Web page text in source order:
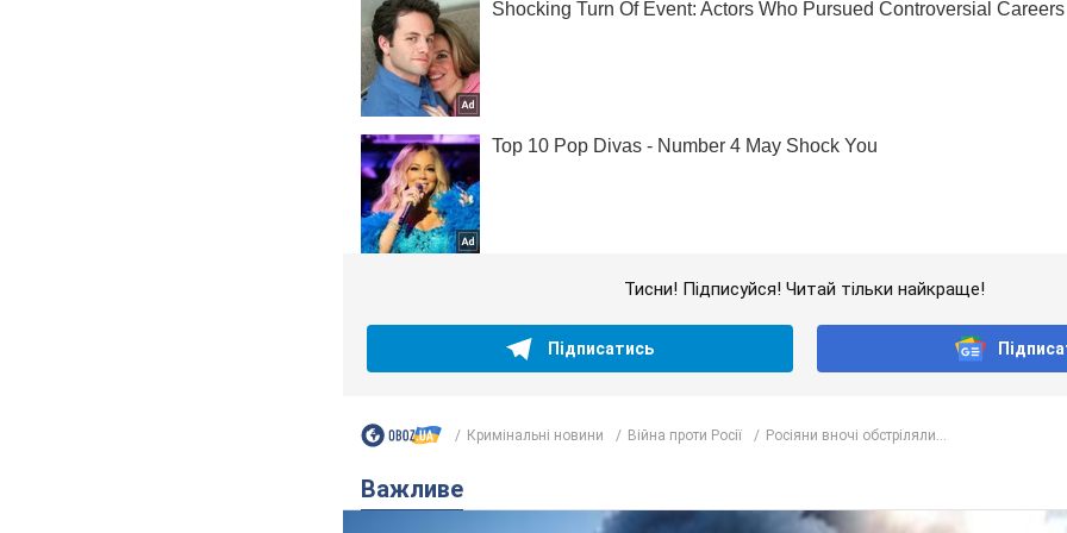
Тисни! Підписуйся! Читай тільки найкраще!
Підписатись
Кримінальні новини Війна проти Росії Росіяни вночі обстріляли...
Важливе